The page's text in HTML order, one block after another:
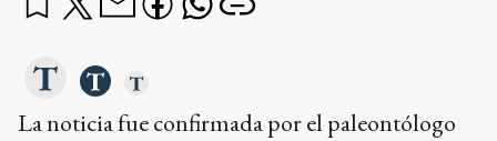
La noticia fue confirmada por el paleontólogo